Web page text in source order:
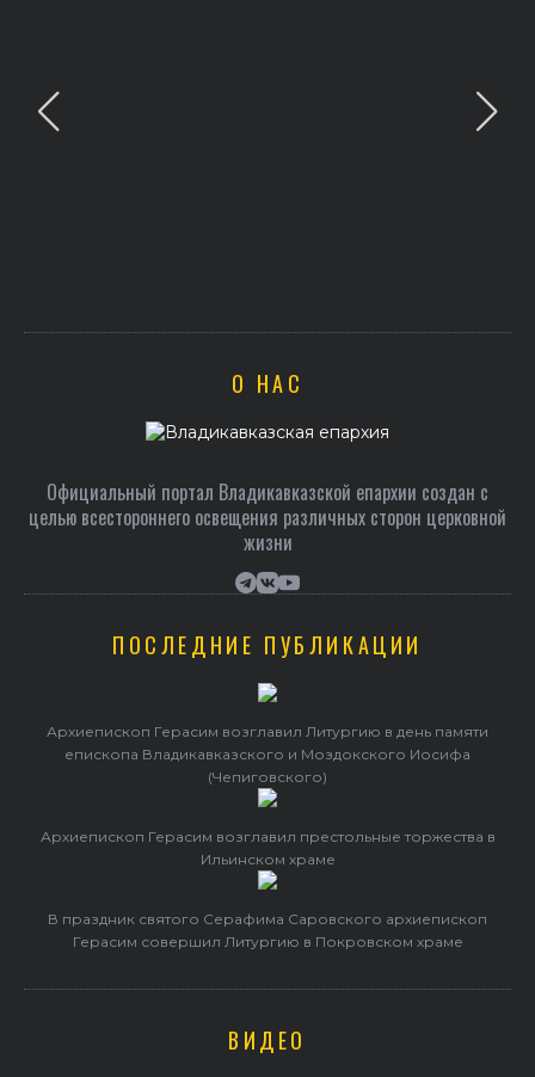
О НАС
Официальный портал Владикавказской епархии создан c
целью всестороннего освещения различных сторон церковной
жизни
ПОСЛЕДНИЕ ПУБЛИКАЦИИ
Архиепископ Герасим возглавил Литургию в день памяти
епископа Владикавказского и Моздокского Иосифа
(Чепиговского)
Архиепископ Герасим возглавил престольные торжества в
Ильинском храме
В праздник святого Серафима Саровского архиепископ
Герасим совершил Литургию в Покровском храме
ВИДЕО